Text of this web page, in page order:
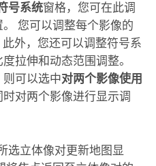
号系统窗格，您可在此调
您可以调整每个影像的
外，您还可以调整符号系
拉伸和动态范围调整。
可以选中对两个影像使用
对两个影像进行显示调
选立体像对更新地图显